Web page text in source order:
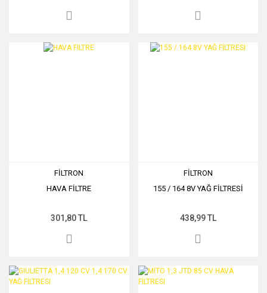
FİLTRON
HAVA FİLTRE
301,80 TL
FİLTRON
155 / 164 8V YAĞ FİLTRESİ
438,99 TL